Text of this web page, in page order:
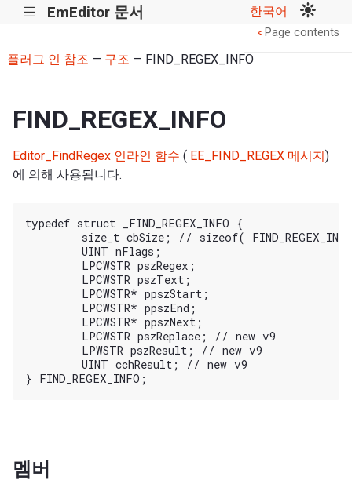
||| EmEditor 문서 한국어
플러그 인 참조 — 구조 — FIND_REGEX_INFO
FIND_REGEX_INFO
Editor_FindRegex 인라인 함수 ( EE_FIND_REGEX 메시지)
에 의해 사용됩니다.
typedef struct _FIND_REGEX_INFO {
멤버
< Page contents